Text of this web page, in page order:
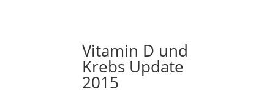
Vitamin D und
Krebs Update
2015